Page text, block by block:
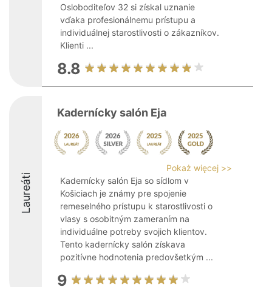
Osloboditeľov 32 si získal uznanie
vďaka profesionálnemu prístupu a
individuálnej starostlivosti o zákazníkov.
Klienti ...
8.8
Laureáti
Kadernícky salón Eja
Pokaż więcej >>
Kadernícky salón Eja so sídlom v
Košiciach je známy pre spojenie
remeselného prístupu k starostlivosti o
vlasy s osobitným zameraním na
individuálne potreby svojich klientov.
Tento kadernícky salón získava
pozitívne hodnotenia predovšetkým ...
9